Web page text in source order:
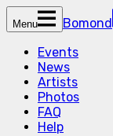
Menu
Bomond
Events
News
Artists
Photos
FAQ
Help